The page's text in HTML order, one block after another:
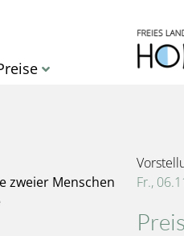
zweier Menschen
Fr.,
Preis